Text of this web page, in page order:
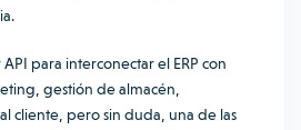
para interconectar el ERP con
gestión de almacén,
cliente, pero sin duda, una de las